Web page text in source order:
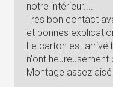
notre intérieur....
Très bon contact
et bonnes
Le carton est arrivé
n'ont heureusement
Montage assez